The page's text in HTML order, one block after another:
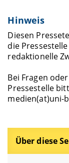
Über diese
Hinweis
Diesen
die
redaktionelle
Bei Fragen
Pressestelle
medien(at)uni-